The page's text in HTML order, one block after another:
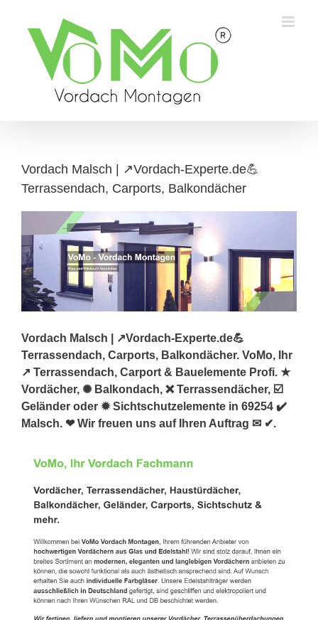
content
Vordach Malsch | ↗️Vordach-Experte.de💪
Terrassendach, Carports, Balkondächer
Vordach Malsch | ↗️Vordach-Experte.de💪
Terrassendach, Carports, Balkondächer. VoMo, Ihr
↗️ Terrassendach, Carport & Bauelemente Profi. ★
Vordächer, ✺ Balkondach, ❌ Terrassendächer, ☑️
Geländer oder ✹ Sichtschutzelemente in 69254 ✔️
Malsch. ❤ Wir freuen uns auf Ihren Auftrag ✉ ✔.